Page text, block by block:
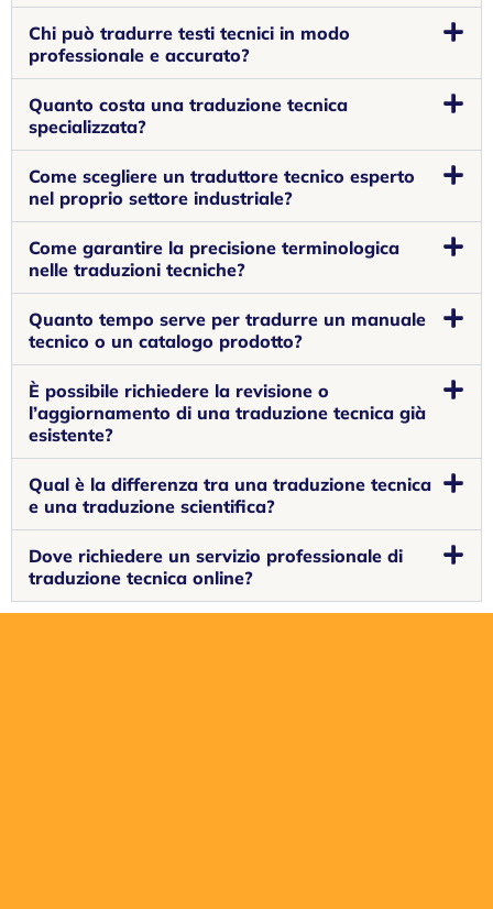
Chi può tradurre testi tecnici in modo
professionale e accurato?
Quanto costa una traduzione tecnica
specializzata?
Come scegliere un traduttore tecnico esperto
nel proprio settore industriale?
Come garantire la precisione terminologica
nelle traduzioni tecniche?
Quanto tempo serve per tradurre un manuale
tecnico o un catalogo prodotto?
È possibile richiedere la revisione o
l’aggiornamento di una traduzione tecnica già
esistente?
Qual è la differenza tra una traduzione tecnica
e una traduzione scientifica?
Dove richiedere un servizio professionale di
traduzione tecnica online?